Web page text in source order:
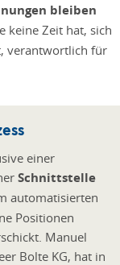
bleiben
keine Zeit hat, sich
verantwortlich für
einer
Schnittstelle
automatisierten
Positionen
Manuel
Bolte KG, hat in